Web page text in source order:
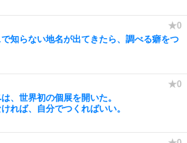
知らない地名が出てきたら、調べる癖をつ
、世界初の個展を開いた。
れば、自分でつくればいい。